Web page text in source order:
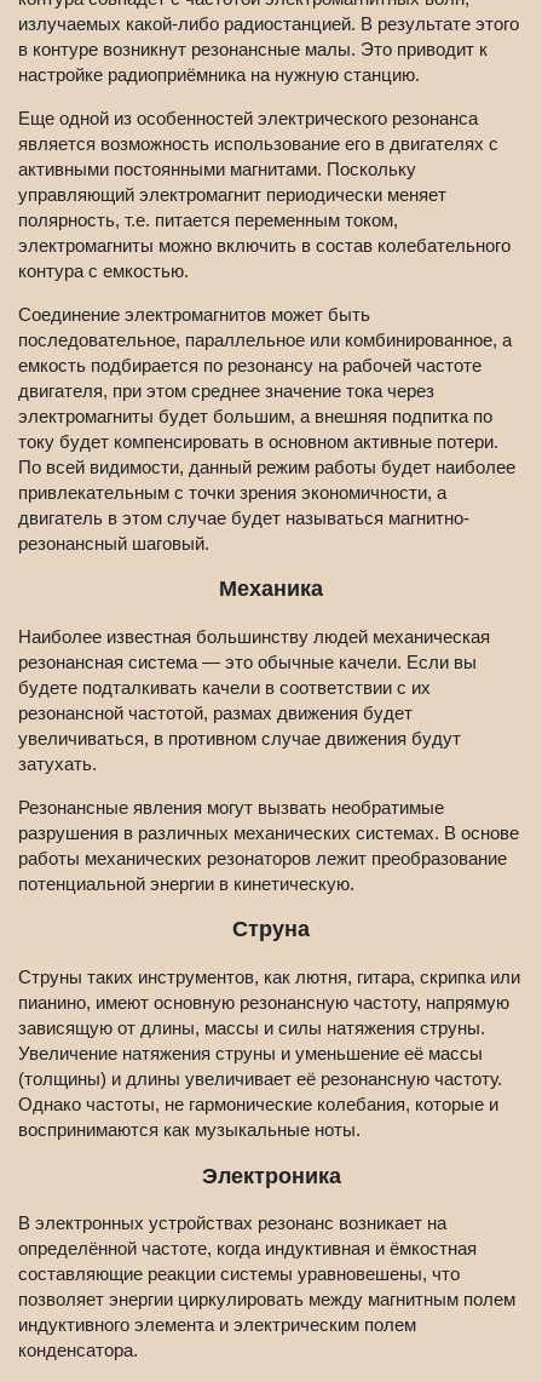
излучаемых какой-либо радиостанцией. В результате этого
в контуре возникнут резонансные малы. Это приводит к
настройке радиоприёмника на нужную станцию.
Еще одной из особенностей электрического резонанса
является возможность использование его в двигателях с
активными постоянными магнитами. Поскольку
управляющий электромагнит периодически меняет
полярность, т.е. питается переменным током,
электромагниты можно включить в состав колебательного
контура с емкостью.
Соединение электромагнитов может быть
последовательное, параллельное или комбинированное, а
емкость подбирается по резонансу на рабочей частоте
двигателя, при этом среднее значение тока через
электромагниты будет большим, а внешняя подпитка по
току будет компенсировать в основном активные потери.
По всей видимости, данный режим работы будет наиболее
привлекательным с точки зрения экономичности, а
двигатель в этом случае будет называться магнитно-
резонансный шаговый.
Механика
Наиболее известная большинству людей механическая
резонансная система — это обычные качели. Если вы
будете подталкивать качели в соответствии с их
резонансной частотой, размах движения будет
увеличиваться, в противном случае движения будут
затухать.
Резонансные явления могут вызвать необратимые
разрушения в различных механических системах. В основе
работы механических резонаторов лежит преобразование
потенциальной энергии в кинетическую.
Струна
Струны таких инструментов, как лютня, гитара, скрипка или
пианино, имеют основную резонансную частоту, напрямую
зависящую от длины, массы и силы натяжения струны.
Увеличение натяжения струны и уменьшение её массы
(толщины) и длины увеличивает её резонансную частоту.
Однако частоты, не гармонические колебания, которые и
воспринимаются как музыкальные ноты.
Электроника
В электронных устройствах резонанс возникает на
определённой частоте, когда индуктивная и ёмкостная
составляющие реакции системы уравновешены, что
позволяет энергии циркулировать между магнитным полем
индуктивного элемента и электрическим полем
конденсатора.